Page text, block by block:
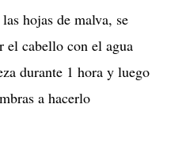
hojas de malva, se
el cabello con el agua
durante 1 hora y luego
a hacerlo